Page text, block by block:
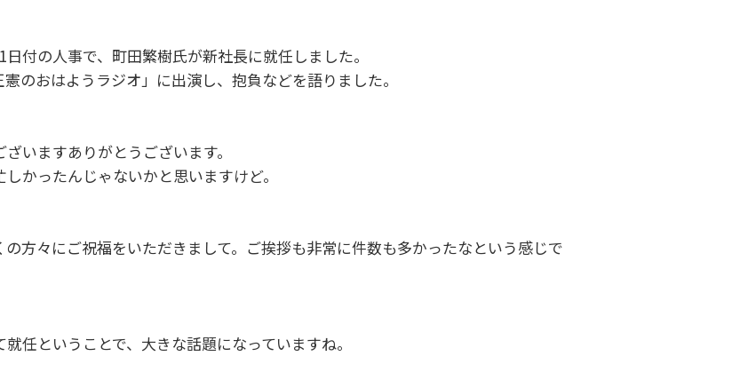
付の人事で、町田繁樹氏が新社長に就任しました。
のおはようラジオ」に出演し、抱負などを語りました。
いますありがとうございます。
かったんじゃないかと思いますけど。
方々にご祝福をいただきまして。ご挨拶も非常に件数も多かったなという感じで
任ということで、大きな話題になっていますね。